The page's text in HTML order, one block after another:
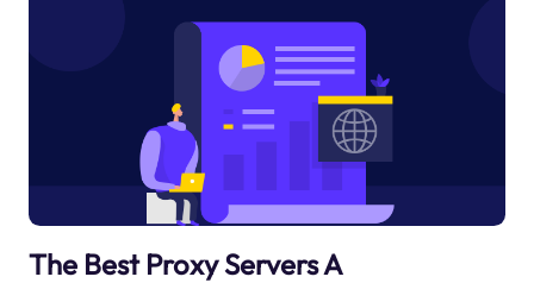
The Best Proxy Servers A